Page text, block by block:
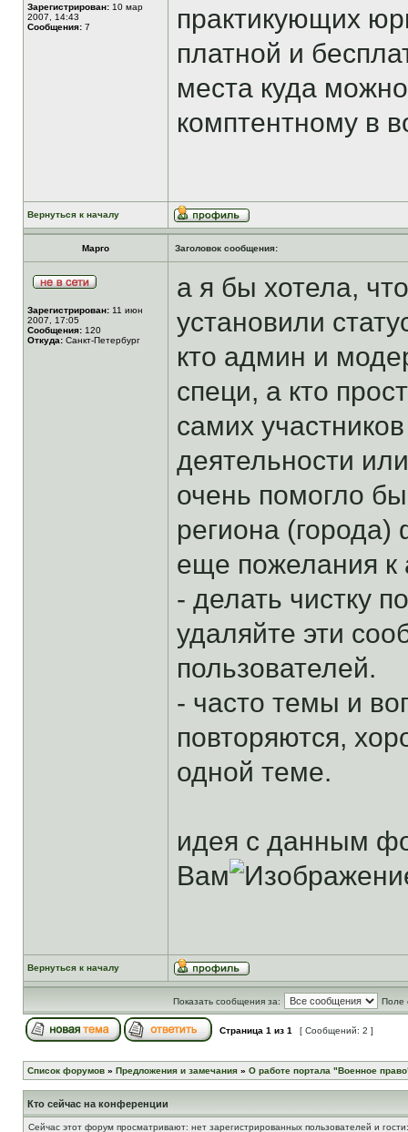
Зарегистрирован: 10 мар
2007, 14:43
Сообщения: 7
практикующих
платной и
места куда
комптентному в
Вернуться к началу
Марго Заголовок сообщения:
Зарегистрирован: 11 июн
2007, 17:05
Сообщения: 120
Откуда: Санкт-Петербург
а я бы хотела,
установили
кто админ и
специ, а кто
самих
деятельности
очень помогло
региона
еще пожелания к
- делать чистку
удаляйте эти
пользователей.
- часто темы и
повторяются,
одной теме.
идея с данным
Вам
Вернуться к началу
Показать сообщения за: Поле
Страница 1 из 1 [ Сообщений: 2 ]
Список форумов » Предложения и замечания » О работе портала "Военное
Кто сейчас на конференции
Сейчас этот форум просматривают: нет зарегистрированных пользователей и